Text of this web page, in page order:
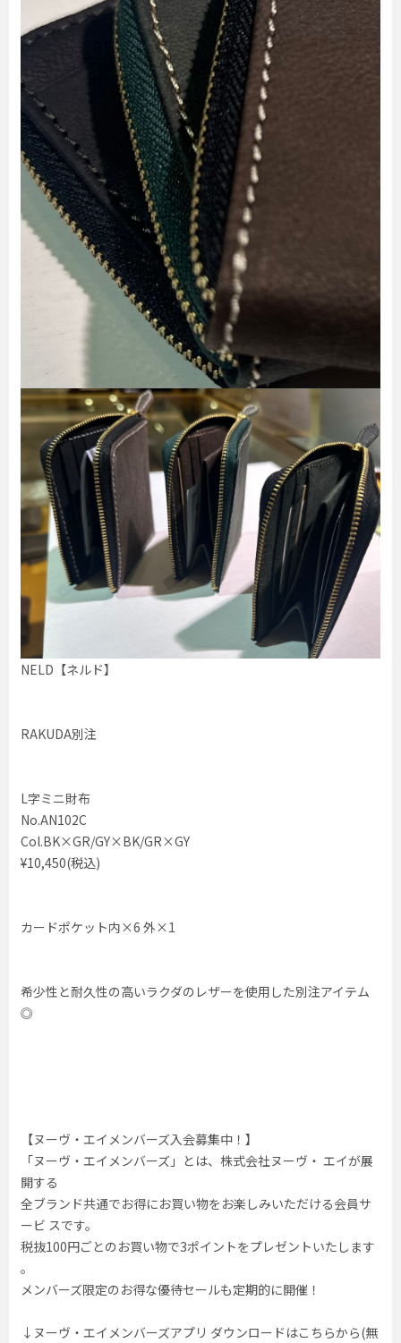
NELD【ネルド】
RAKUDA別注
L字ミニ財布
No.AN102C
Col.BK×GR/GY×BK/GR×GY
¥10,450(税込)
カードポケット内×6 外×1
希少性と耐久性の高いラクダのレザーを使用した別注アイテム
◎
【ヌーヴ・エイメンバーズ入会募集中！】
「ヌーヴ・エイメンバーズ」とは、株式会社ヌーヴ・ エイが展
開する
全ブランド共通でお得にお買い物をお楽しみいただける会員サ
ービ スです。
税抜100円ごとのお買い物で3ポイントをプレゼントいたします
。
メンバーズ限定のお得な優待セールも定期的に開催！
↓ヌーヴ・エイメンバーズアプリ ダウンロードはこちらから(無